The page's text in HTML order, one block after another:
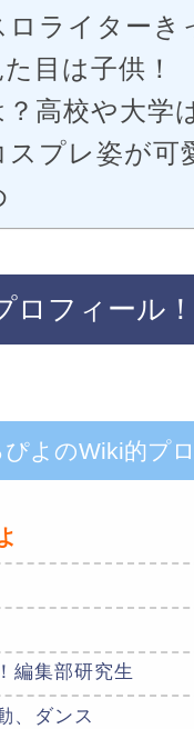
ライターき
目は子供！
高校や大学
プレ姿が可
ロフィール！
ぴよのWiki的プ
編集部研究生
、ダンス